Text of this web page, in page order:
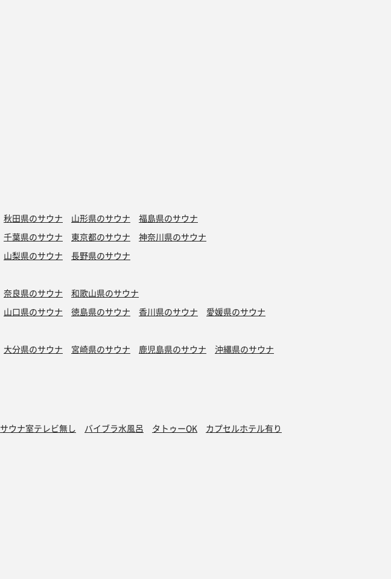
秋田県のサウナ 山形県のサウナ 福島県のサウナ
千葉県のサウナ 東京都のサウナ 神奈川県のサウナ
山梨県のサウナ 長野県のサウナ
奈良県のサウナ 和歌山県のサウナ
山口県のサウナ 徳島県のサウナ 香川県のサウナ
愛媛県のサウナ
大分県のサウナ 宮崎県のサウナ 鹿児島県のサウナ 沖縄県のサウナ
サウナ室テレビ無し バイブラ水風呂 タトゥーOK
カプセルホテル有り